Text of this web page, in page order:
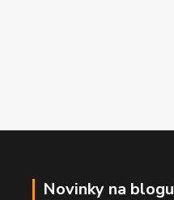
Novinky na blogu